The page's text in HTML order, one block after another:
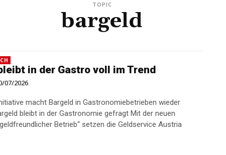
TOPIC
bargeld
in der Gastro voll im Trend
07/2026
macht Bargeld in Gastronomiebetrieben wieder
Betrieb“ setzen die Geldservice Austria